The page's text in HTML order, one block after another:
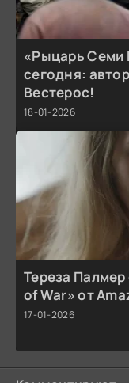
«Рыцарь Семи
сегодня:
Вестерос!
18-01-2026
Тереза
of War» от
17-01-2026